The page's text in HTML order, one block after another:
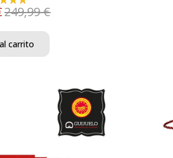
249,99 €
carrito